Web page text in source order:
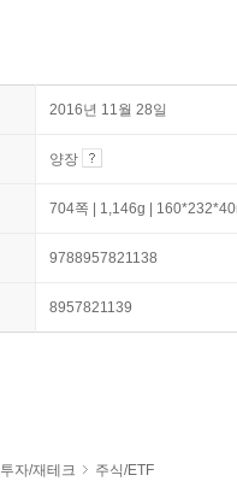
2016년 11월 28일
양장
704쪽 | 1,146g |
9788957821138
8957821139
투자/재테크
주식/ETF